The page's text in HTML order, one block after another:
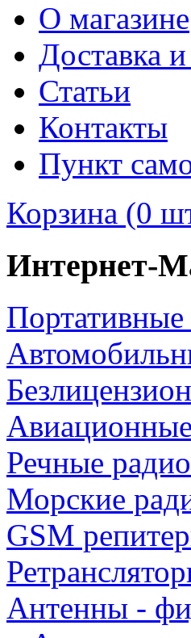
О магазине
Доставка
Статьи
Контакты
Пункт
Корзина (0
Интернет-
Речные
Морские
GSM
Антенны -